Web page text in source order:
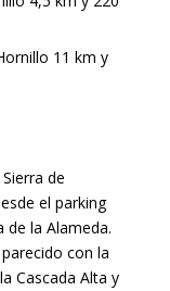
11 km y
de
el parking
de la Alameda.
con la
Cascada Alta y